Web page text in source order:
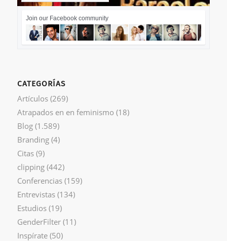
Join our Facebook community
CATEGORÍAS
Artículos(269)
Atrapados en en feminismo (18)
Blog(1.589)
Branding(4)
Citas(9)
clipping(442)
Conferencias(159)
Entrevistas(134)
Estudios(19)
GenderFilter(11)
Inspírate(50)